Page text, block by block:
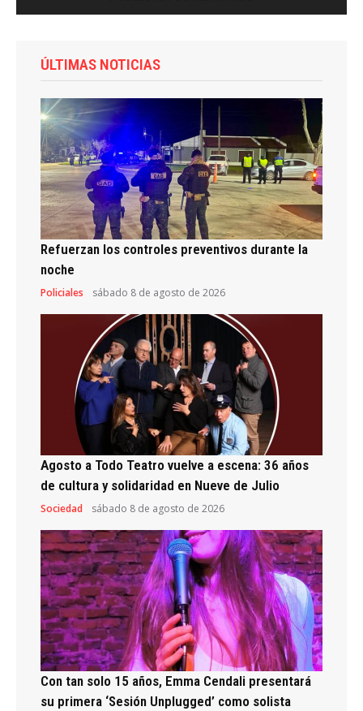
ÚLTIMAS NOTICIAS
Refuerzan los controles preventivos durante la
noche
Policiales sábado 8 de agosto de 2026
Agosto a Todo Teatro vuelve a escena: 36 años
de cultura y solidaridad en Nueve de Julio
Sociedad sábado 8 de agosto de 2026
Con tan solo 15 años, Emma Cendali presentará
su primera ‘Sesión Unplugged’ como solista